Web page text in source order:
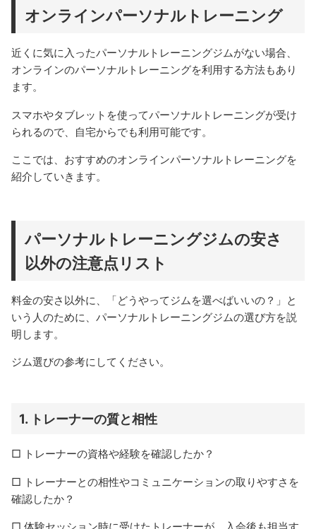
オンラインパーソナルトレーニング
近くに気に入ったパーソナルトレーニングジムがない場合、
オンラインのパーソナルトレーニングを利用する方法もあり
ます。
スマホやタブレットを使ってパーソナルトレーニングが受け
られるので、自宅からでも利用可能です。
ここでは、おすすめのオンラインパーソナルトレーニングを
紹介していきます。
パーソナルトレーニングジムの安さ
以外の注意点リスト
料金の安さ以外に、「どうやってジムを選べばいいの？」と
いう人のために、パーソナルトレーニングジムの選び方を説
明します。
ジム選びの参考にしてください。
1. トレーナーの質と相性
□ トレーナーの資格や経験を確認したか？
□ トレーナーとの相性やコミュニケーションの取りやすさを
確認したか？